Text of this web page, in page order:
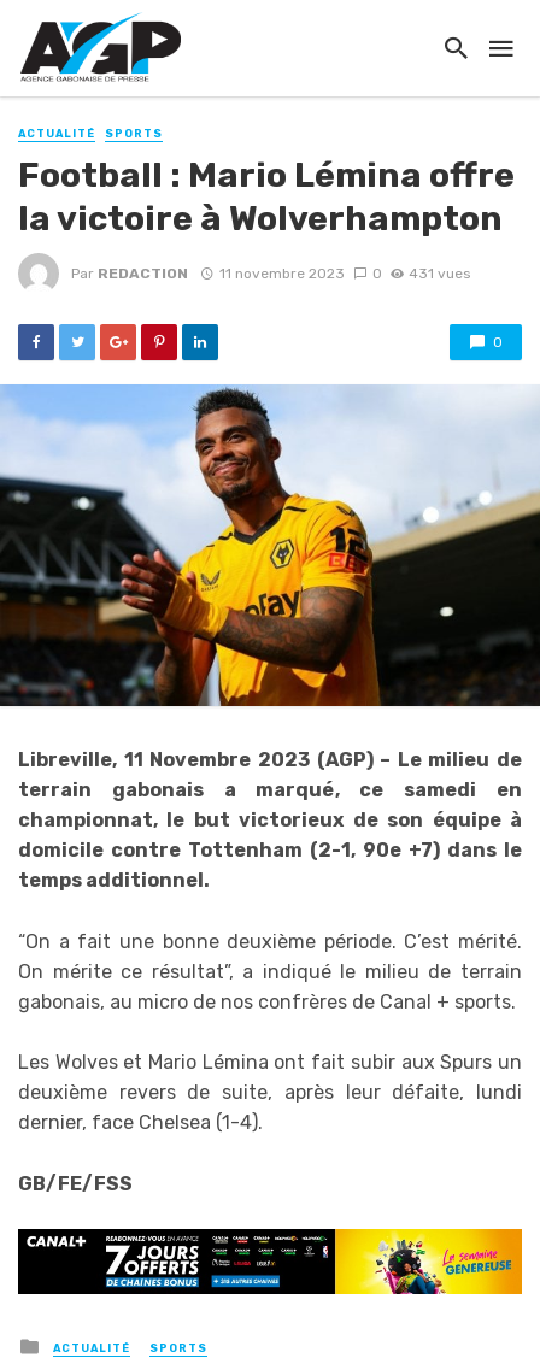
ACTUALITÉ SPORTS
Football : Mario Lémina offre
la victoire à Wolverhampton
Par REDACTION 11 novembre 2023 0 431 vues
0
Libreville, 11 Novembre 2023 (AGP) – Le milieu de
terrain gabonais a marqué, ce samedi en
championnat, le but victorieux de son équipe à
domicile contre Tottenham (2-1, 90e +7) dans le
temps additionnel.
“On a fait une bonne deuxième période. C’est mérité.
On mérite ce résultat”, a indiqué le milieu de terrain
gabonais, au micro de nos confrères de Canal + sports.
Les Wolves et Mario Lémina ont fait subir aux Spurs un
deuxième revers de suite, après leur défaite, lundi
dernier, face Chelsea (1-4).
GB/FE/FSS
Posted
ACTUALITÉ SPORTS